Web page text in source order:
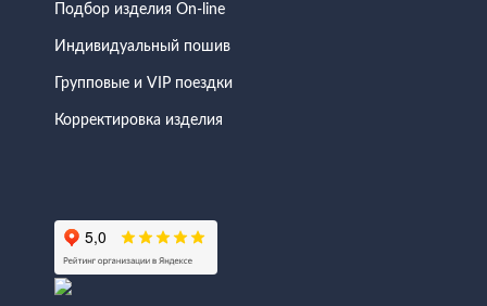
Подбор изделия On-line
Индивидуальный пошив
Групповые и VIP поездки
Корректировка изделия